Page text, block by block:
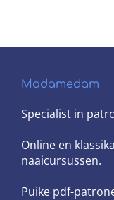
Madamedam
Specialist in
Online en
naaicursussen.
Puike pdf-